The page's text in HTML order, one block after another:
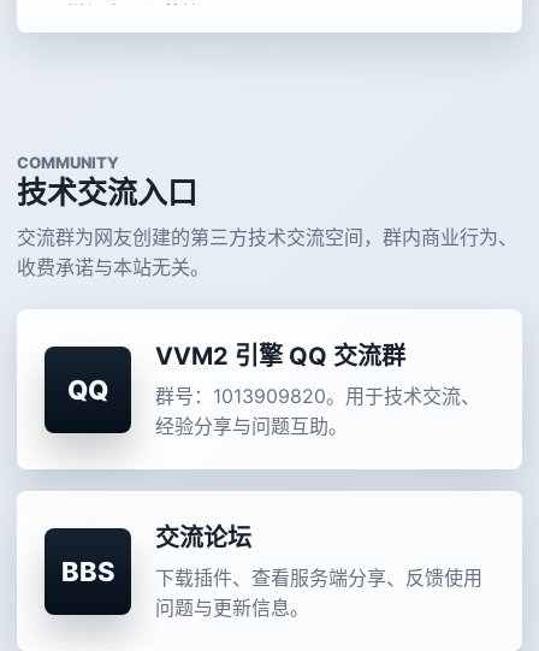
获取物品触发增加物品数量参数
增加创建行会前触发
增加创建行会触发
增加加入行会前触发
增加加入行会触发
增加退出行会前触发
增加退出行会触发
增加解散行会前触发
增加退出行会触发
修复PK值不能及时刷新
修复吉运值为负数
修复经验加成无效
爆率加成支持新爆率系统
传统脚本增加动画命令 Motion
HuamHp支持独立飘血ID
服务端攻击速度增加百分比攻速检测
COMMUNITY
技术交流入口
交流群为网友创建的第三方技术交流空间，群内商业行为、
收费承诺与本站无关。
QQ
VVM2 引擎 QQ 交流群
群号：1013909820。用于技术交流、
经验分享与问题互助。
BBS
交流论坛
下载插件、查看服务端分享、反馈使用
问题与更新信息。